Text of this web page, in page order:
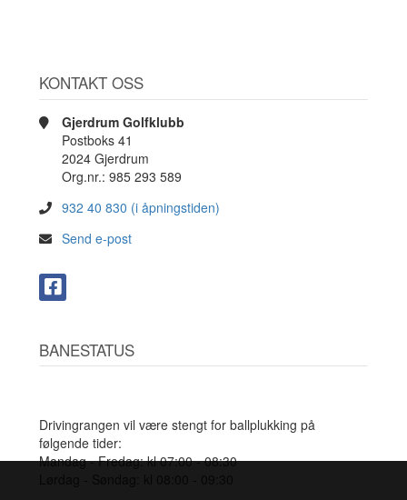
KONTAKT OSS
Gjerdrum Golfklubb
Postboks 41
2024 Gjerdrum
Org.nr.: 985 293 589
932 40 830 (i åpningstiden)
Send e-post
BANESTATUS
Drivingrangen vil være stengt for ballplukking på
følgende tider:
Mandag - Fredag: kl 07:00 - 08:30